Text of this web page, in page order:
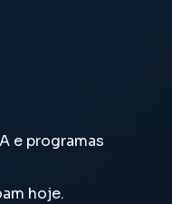
e programas
hoje.